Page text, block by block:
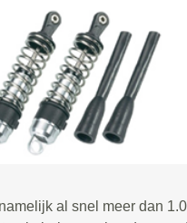
al snel meer dan